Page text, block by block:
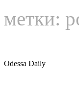
метки:
Odessa Daily